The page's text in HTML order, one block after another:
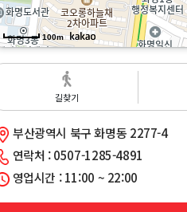
100m
길찾기
부산광역시 북구 화명동 2277-4
연락처 : 0507-1285-4891
영업시간 : 11:00 ~ 22:00